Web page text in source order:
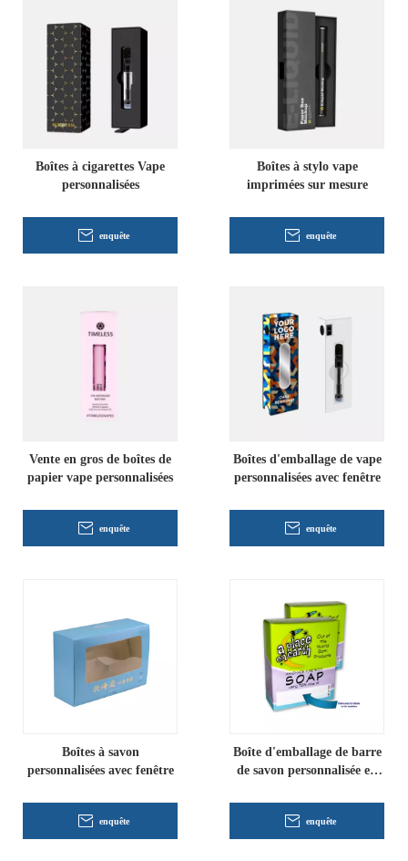
Boîtes à cigarettes Vape
personnalisées
enquête
Boîtes à stylo vape
imprimées sur mesure
enquête
Vente en gros de boîtes de
papier vape personnalisées
enquête
Boîtes d'emballage de vape
personnalisées avec fenêtre
enquête
Boîtes à savon
personnalisées avec fenêtre
enquête
Boîte d'emballage de barre
de savon personnalisée en
enquête